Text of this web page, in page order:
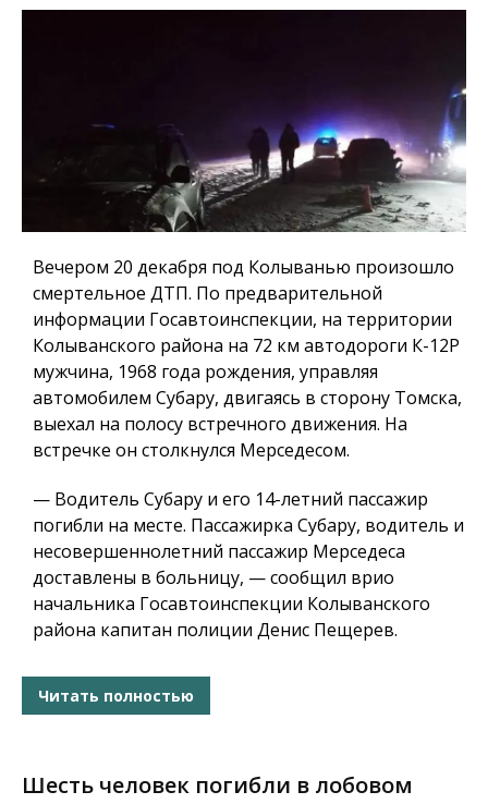
Вечером 20 декабря под Колыванью произошло
смертельное ДТП. По предварительной
информации Госавтоинспекции, на территории
Колыванского района на 72 км автодороги К-12Р
мужчина, 1968 года рождения, управляя
автомобилем Субару, двигаясь в сторону Томска,
выехал на полосу встречного движения. На
встречке он столкнулся Мерседесом.
— Водитель Субару и его 14-летний пассажир
погибли на месте. Пассажирка Субару, водитель и
несовершеннолетний пассажир Мерседеса
доставлены в больницу, — сообщил врио
начальника Госавтоинспекции Колыванского
района капитан полиции Денис Пещерев.
Читать полностью
Шесть человек погибли в лобовом